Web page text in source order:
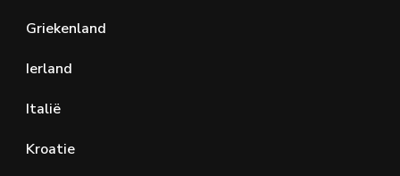
Griekenland
Ierland
Italië
Kroatie